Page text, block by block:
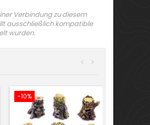
Verbindung zu diesem
ausschließlich kompatible
wurden.
>
<
-10%